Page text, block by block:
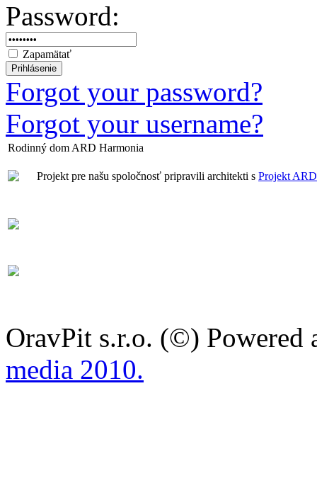
Password:
Zapamätať
Forgot your password?
Forgot your username?
Rodinný dom ARD Harmonia
Projekt pre našu spoločnosť pripravili architekti s Projekt ARD
OravPit s.r.o. (©) Powered
media 2010.